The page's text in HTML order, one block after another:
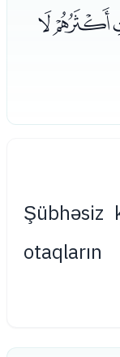
(Ya Peyğəmbər!)
otaqların